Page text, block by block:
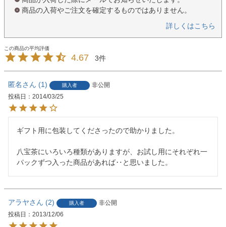
商品の入荷やご注文を確定するものではありません。
詳しくはこちら
4.67 3
匿名 1 購入者
非公開
投稿日
2014/03/25
ギフト用に包装してくださったので助かりました。
八宝茶にいろいろ種類がありますが、お試し用にそれぞれ一
パックずつ入った商品があれば‥と思いました。
アラヤ 2 購入者
非公開
投稿日
2013/12/06